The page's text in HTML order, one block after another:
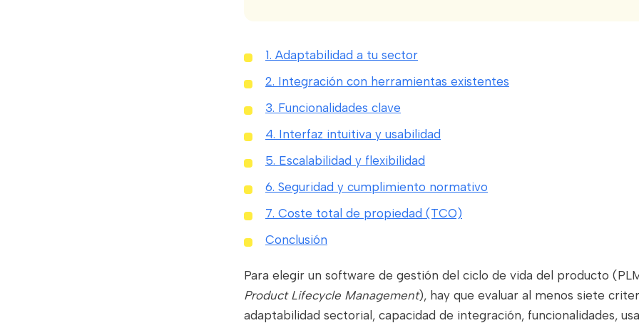
1. Adaptabilidad a tu sector
2. Integración con herramientas existentes
3. Funcionalidades clave
4. Interfaz intuitiva y usabilidad
5. Escalabilidad y flexibilidad
6. Seguridad y cumplimiento normativo
7. Coste total de propiedad (TCO)
Conclusión
Para elegir un software de gestión del ciclo de vida del producto
Product Lifecycle Management), hay que evaluar al menos siete
adaptabilidad sectorial, capacidad de integración, funcionalidades,